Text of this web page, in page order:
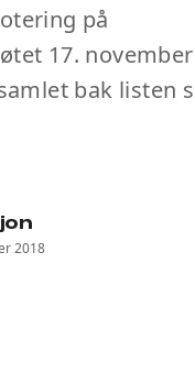
på
17. november
bak listen
2018